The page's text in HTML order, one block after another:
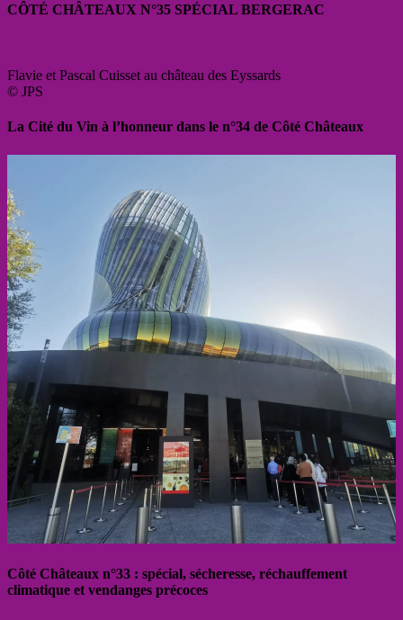
CÔTÉ CHÂTEAUX N°35 SPÉCIAL BERGERAC
Flavie et Pascal Cuisset au château des Eyssards
© JPS
La Cité du Vin à l’honneur dans le n°34 de Côté Châteaux
Côté Châteaux n°33 : spécial, sécheresse, réchauffement
climatique et vendanges précoces